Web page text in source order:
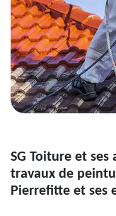
SG Toiture et
travaux de
Pierrefitte et ses